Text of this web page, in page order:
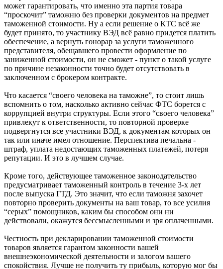
может гарантировать, что именно эта партия товара
“проскочит” таможню без проверки документов на предмет
таможенной стоимости. Ну а если решение о КТС всё же
будет принято, то участнику ВЭД всё равно придется платить
обеспечение, а вернуть гонорар за услуги таможенного
представителя, обещавшего провести оформление по
заниженной стоимости, он не сможет - пункт о такой услуге
по причине незаконности точно будет отсутствовать в
заключенном с брокером контракте.
Что касается “своего человека на таможне”, то стоит лишь
вспомнить о том, насколько активно сейчас ФТС борется с
коррупцией внутри структуры. Если этого “своего человека”
привлекут к ответственности, то повторной проверке
подвергнутся все участники ВЭД, к документам которых он
так или иначе имел отношение. Перспектива печальна -
штраф, уплата недостающих таможенных платежей, потеря
репутации. И это в лучшем случае.
Кроме того, действующее таможенное законодательство
предусматривает таможенный контроль в течение 3-х лет
после выпуска ГТД. Это значит, что если таможня захочет
повторно проверить документы на ваш товар, то все усилия
“серых” помощников, каким бы способом они ни
действовали, окажутся бессмысленными и зря оплаченными.
Честность при декларировании таможенной стоимости
товаров является гарантом законности вашей
внешнеэкономической деятельности и залогом вашего
спокойствия. Лучше не получить ту прибыль, которую мог бы